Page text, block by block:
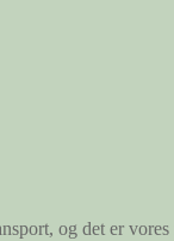
og det er